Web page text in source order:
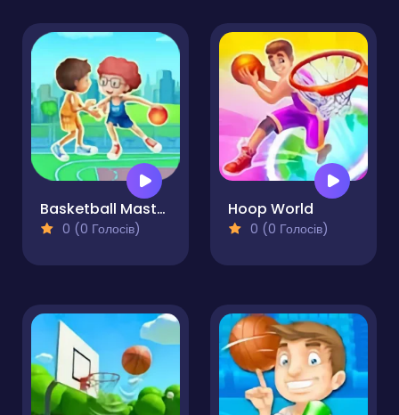
Basketball Master Kids
0 (0 Голосів)
Hoop World
0 (0 Голосів)